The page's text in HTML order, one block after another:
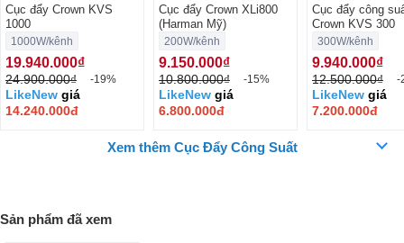
Đánh giá tính năng hoạt động của cục
Cục đẩy Crown KVS 1000 có mức công suất 1000W/kênh ở mức trở
Cục đẩy Crown KVS
1000
1000W/kênh
19.940.000₫
24.900.000₫ -19%
LikeNew giá
14.240.000đ
Cục đẩy Crown XLi800
(Harman Mỹ)
200W/kênh
9.150.000₫
10.800.000₫ -15%
LikeNew giá
6.800.000đ
Cục đẩy công
Crown KVS 300
300W/kênh
9.940.000₫
12.500.000₫ -
LikeNew giá
7.200.000đ
Xem thêm Cục Đẩy Công Suất
Sản phẩm đã xem